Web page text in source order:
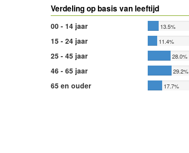
Verdeling op basis van leeftijd
00 - 14 jaar 13.5%
15 - 24 jaar 11.4%
25 - 45 jaar 28.0%
46 - 65 jaar 29.2%
65 en ouder 17.7%